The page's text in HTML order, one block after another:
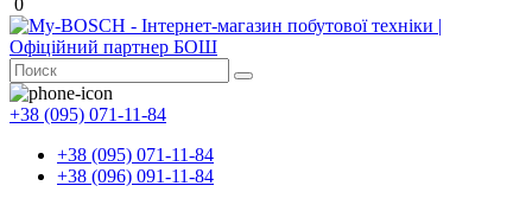
0
+38 (095) 071-11-84
+38 (095) 071-11-84
+38 (096) 091-11-84